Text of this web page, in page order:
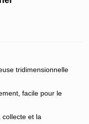
tridimensionnelle
facile pour le
collecte et la